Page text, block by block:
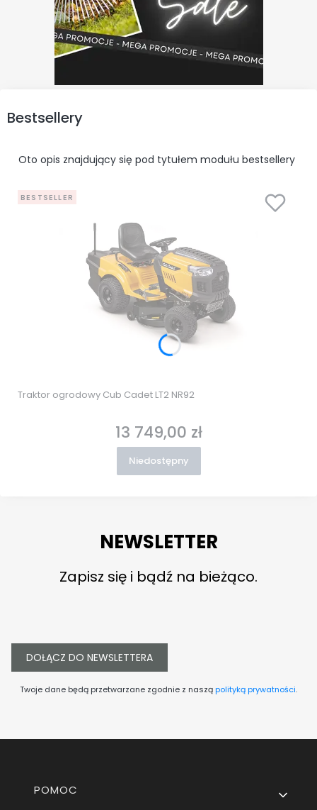
Bestsellery
Oto opis znajdujący się pod tytułem modułu bestsellery
BESTSELLER
Traktor ogrodowy Cub Cadet LT2 NR92
Cena
13 749,00 zł
Niedostępny
NEWSLETTER
Zapisz się i bądź na bieżąco.
DOŁĄCZ DO NEWSLETTERA
Twoje dane będą przetwarzane zgodnie z nasząpolityką prywatności.
Linki w stopce
POMOC